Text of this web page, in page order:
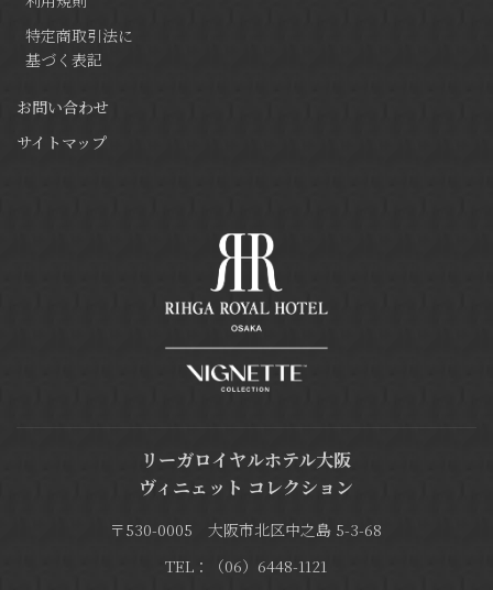
特定商取引法に
基づく表記
お問い合わせ
サイトマップ
リーガロイヤルホテル大阪
ヴィニェット コレクション
〒530-0005 大阪市北区中之島 5-3-68
TEL：（06）6448-1121